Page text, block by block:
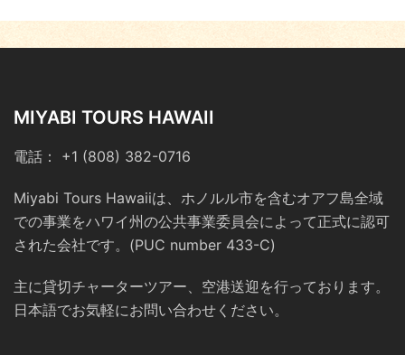
MIYABI TOURS HAWAII
電話： +1 (808) 382-0716
Miyabi Tours Hawaiiは、ホノルル市を含むオアフ島全域
での事業をハワイ州の公共事業委員会によって正式に認可
された会社です。(PUC number 433-C)
主に貸切チャーターツアー、空港送迎を行っております。
日本語でお気軽にお問い合わせください。